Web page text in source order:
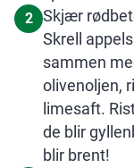
2
Skjær
Skrell
sammen
olivenoljen,
limesaft.
de blir
blir brent!